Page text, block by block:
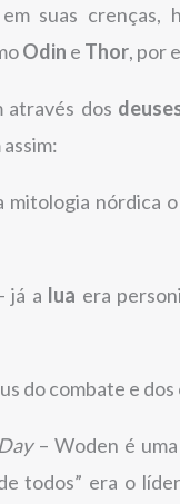
suas crenças,
Odin e Thor, por
através dos
mitologia nórdica
já a lua era
do combate e
– Woden é
todos” era o